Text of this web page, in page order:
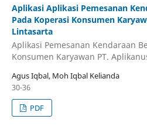
Aplikasi Aplikasi Pemesanan
Pada Koperasi Konsumen
Lintasarta
Aplikasi Pemesanan Kendaraan
Konsumen Karyawan PT.
Agus Iqbal, Moh Iqbal Kelianda
30-36
PDF